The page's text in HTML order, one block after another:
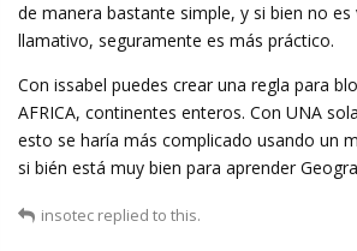
de manera bastante simple, y si bien no es
llamativo, seguramente es más práctico.
Con issabel puedes crear una regla para
AFRICA, continentes enteros. Con UNA
esto se haría más complicado usando un
si bién está muy bien para aprender
insotec replied to this.